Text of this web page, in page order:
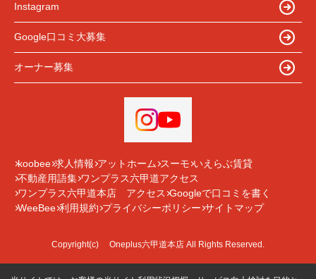
Instagram
Google口コミ大募集
オーナー募集
koobee 求人情報 アットホーム スーモ いえらぶ賃貸
不動産用語集 ワンプラス六甲道アクセス
ワンプラス六甲道本店 アクセス Googleで口コミを書く
WeeBee 利用規約 プライバシーポリシー サイトマップ
Copyright(c) Oneplus六甲道本店 All Rights Reserved.